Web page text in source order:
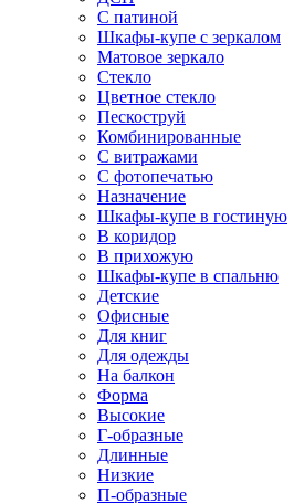
С патиной
Шкафы-купе с зеркалом
Матовое зеркало
Стекло
Цветное стекло
Пескоструй
Комбинированные
С витражами
С фотопечатью
Назначение
Шкафы-купе в гостиную
В коридор
В прихожую
Шкафы-купе в спальню
Детские
Офисные
Для книг
Для одежды
На балкон
Форма
Высокие
Г-образные
Длинные
Низкие
П-образные